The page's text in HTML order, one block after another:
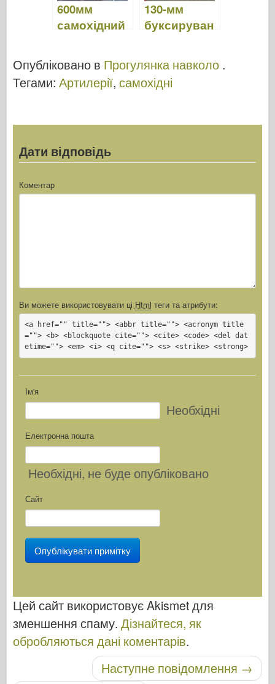
600мм
самохідний
фото
&відео
130-мм
буксируван
М-1954
(М-46) –
відео
Опубліковано в Прогулянка навколо .
Тегами: Артилерії, самохідні
Дати відповідь
Коментар
Ви можете використовувати ці Html теги та атрибути:
<a href="" title=""> <abbr title=""> <acronym title
=""> <b> <blockquote cite=""> <cite> <code> <del dat
etime=""> <em> <i> <q cite=""> <s> <strike> <strong>
Ім'я
Необхідні
Електронна пошта
Необхідні, не буде опубліковано
Сайт
Цей сайт використовує Akismet для
зменшення спаму. Дізнайтеся, як
обробляються дані коментарів.
Навігація по постуНаступне повідомлення →